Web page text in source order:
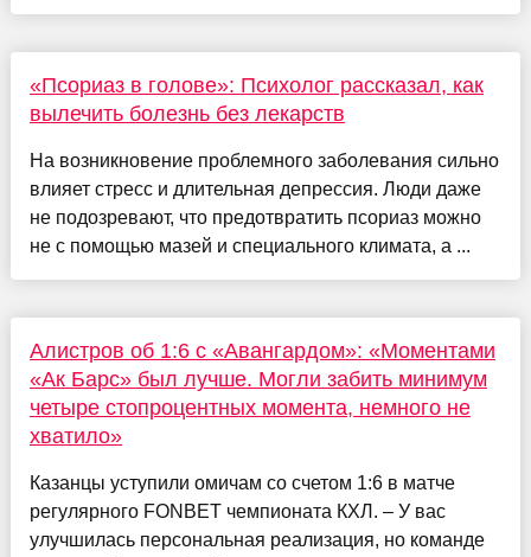
«Псориаз в голове»: Психолог рассказал, как
вылечить болезнь без лекарств
На возникновение проблемного заболевания сильно
влияет стресс и длительная депрессия. Люди даже
не подозревают, что предотвратить псориаз можно
не с помощью мазей и специального климата, а ...
Алистров об 1:6 с «Авангардом»: «Моментами
«Ак Барс» был лучше. Могли забить минимум
четыре стопроцентных момента, немного не
хватило»
Казанцы уступили омичам со счетом 1:6 в матче
регулярного FONBET чемпионата КХЛ. – У вас
улучшилась персональная реализация, но команде